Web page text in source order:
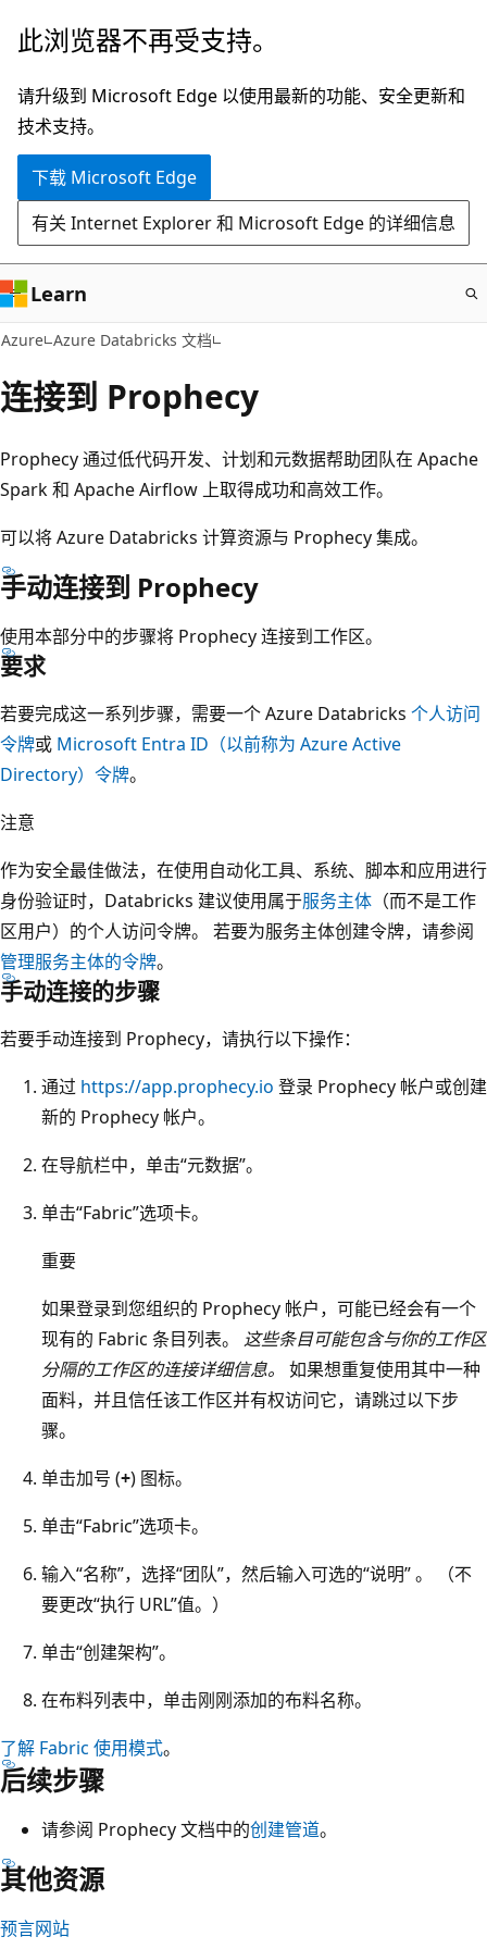
跳
主
要
内
此浏览器不再受支持。
请升级到 Microsoft Edge 以使用最新的功能、安全更新和
技术支持。
下载 Microsoft Edge
有关 Internet Explorer 和 Microsoft Edge 的详细信息
Learn
Azure Azure Databricks 文档
连接到 Prophecy
Prophecy 通过低代码开发、计划和元数据帮助团队在 Apache
Spark 和 Apache Airflow 上取得成功和高效工作。
可以将 Azure Databricks 计算资源与 Prophecy 集成。
手动连接到 Prophecy
使用本部分中的步骤将 Prophecy 连接到工作区。
要求
若要完成这一系列步骤，需要一个 Azure Databricks 个人访问
令牌或 Microsoft Entra ID（以前称为 Azure Active
Directory）令牌。
注意
作为安全最佳做法，在使用自动化工具、系统、脚本和应用进行
身份验证时，Databricks 建议使用属于服务主体 （而不是工作
区用户）的个人访问令牌。 若要为服务主体创建令牌，请参阅
管理服务主体的令牌。
手动连接的步骤
若要手动连接到 Prophecy，请执行以下操作：
通过 https://app.prophecy.io 登录 Prophecy 帐户或创建
新的 Prophecy 帐户。
在导航栏中，单击“元数据”。
单击“Fabric”选项卡。
重要
如果登录到您组织的 Prophecy 帐户，可能已经会有一个
现有的 Fabric 条目列表。 这些条目可能包含与你的工作区
分隔的工作区的连接详细信息。
如果想重复使用其中一种
面料，并且信任该工作区并有权访问它，请跳过以下步
骤。
单击加号 (+) 图标。
单击“Fabric”选项卡。
输入“名称”，选择“团队”，然后输入可选的“说明” 。 （不
要更改“执行 URL”值。）
单击“创建架构”。
在布料列表中，单击刚刚添加的布料名称。
了解 Fabric 使用模式。
后续步骤
请参阅 Prophecy 文档中的创建管道。
其他资源
预言网站